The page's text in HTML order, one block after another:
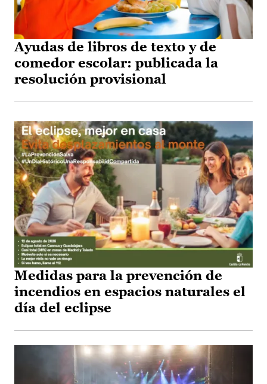
Ayudas de libros de texto y de
comedor escolar: publicada la
resolución provisional
Medidas para la prevención de
incendios en espacios naturales el
día del eclipse